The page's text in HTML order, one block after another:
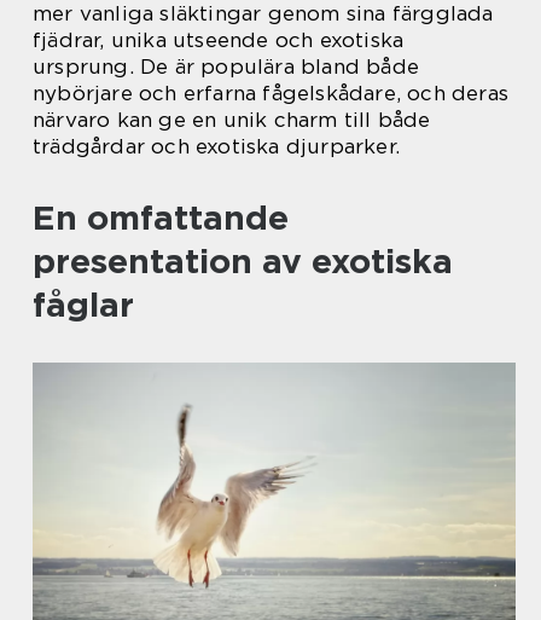
mer vanliga släktingar genom sina färgglada
fjädrar, unika utseende och exotiska
ursprung. De är populära bland både
nybörjare och erfarna fågelskådare, och deras
närvaro kan ge en unik charm till både
trädgårdar och exotiska djurparker.
En omfattande
presentation av exotiska
fåglar